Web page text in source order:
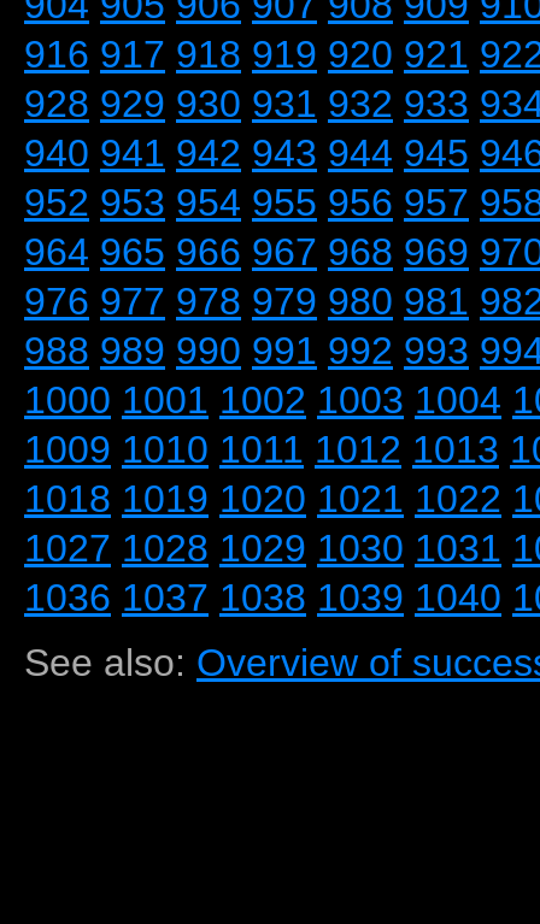
916 917 918 919 920 921
928 929 930 931 932 933
940 941 942 943 944 945
952 953 954 955 956 957
964 965 966 967 968 969
976 977 978 979 980 981
988 989 990 991 992 993
1000 1001 1002 1003 1004
1009 1010 1011 1012 1013
1018 1019 1020 1021 1022
1027 1028 1029 1030 1031
1036 1037 1038 1039 1040
See also: Overview of